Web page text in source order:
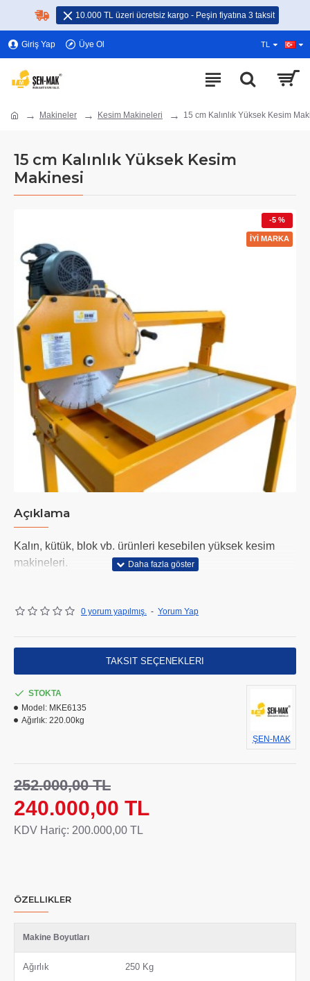
10.000 TL üzeri ücretsiz kargo - Peşin fiyatına 3 taksit
Giriş Yap Üye Ol TL
Makineler Kesim Makineleri 15 cm Kalınlık Yüksek Kesim
15 cm Kalınlık Yüksek Kesim
Makinesi
İYİ MARKA
-5 %
Açıklama
Kalın, kütük, blok vb. ürünleri kesebilen yüksek kesim
makineleri.
0 yorum yapılmış. - Yorum Yap
TAKSIT SEÇENEKLERI
240.000,00 TL
252.000,00 TL
KDV Hariç: 200.000,00 TL
STOKTA
Model: MKE6135
Ağırlık: 220.00kg
ŞEN-MAK
ÖZELLIKLER
Makine Boyutları
Ağırlık 250 Kg